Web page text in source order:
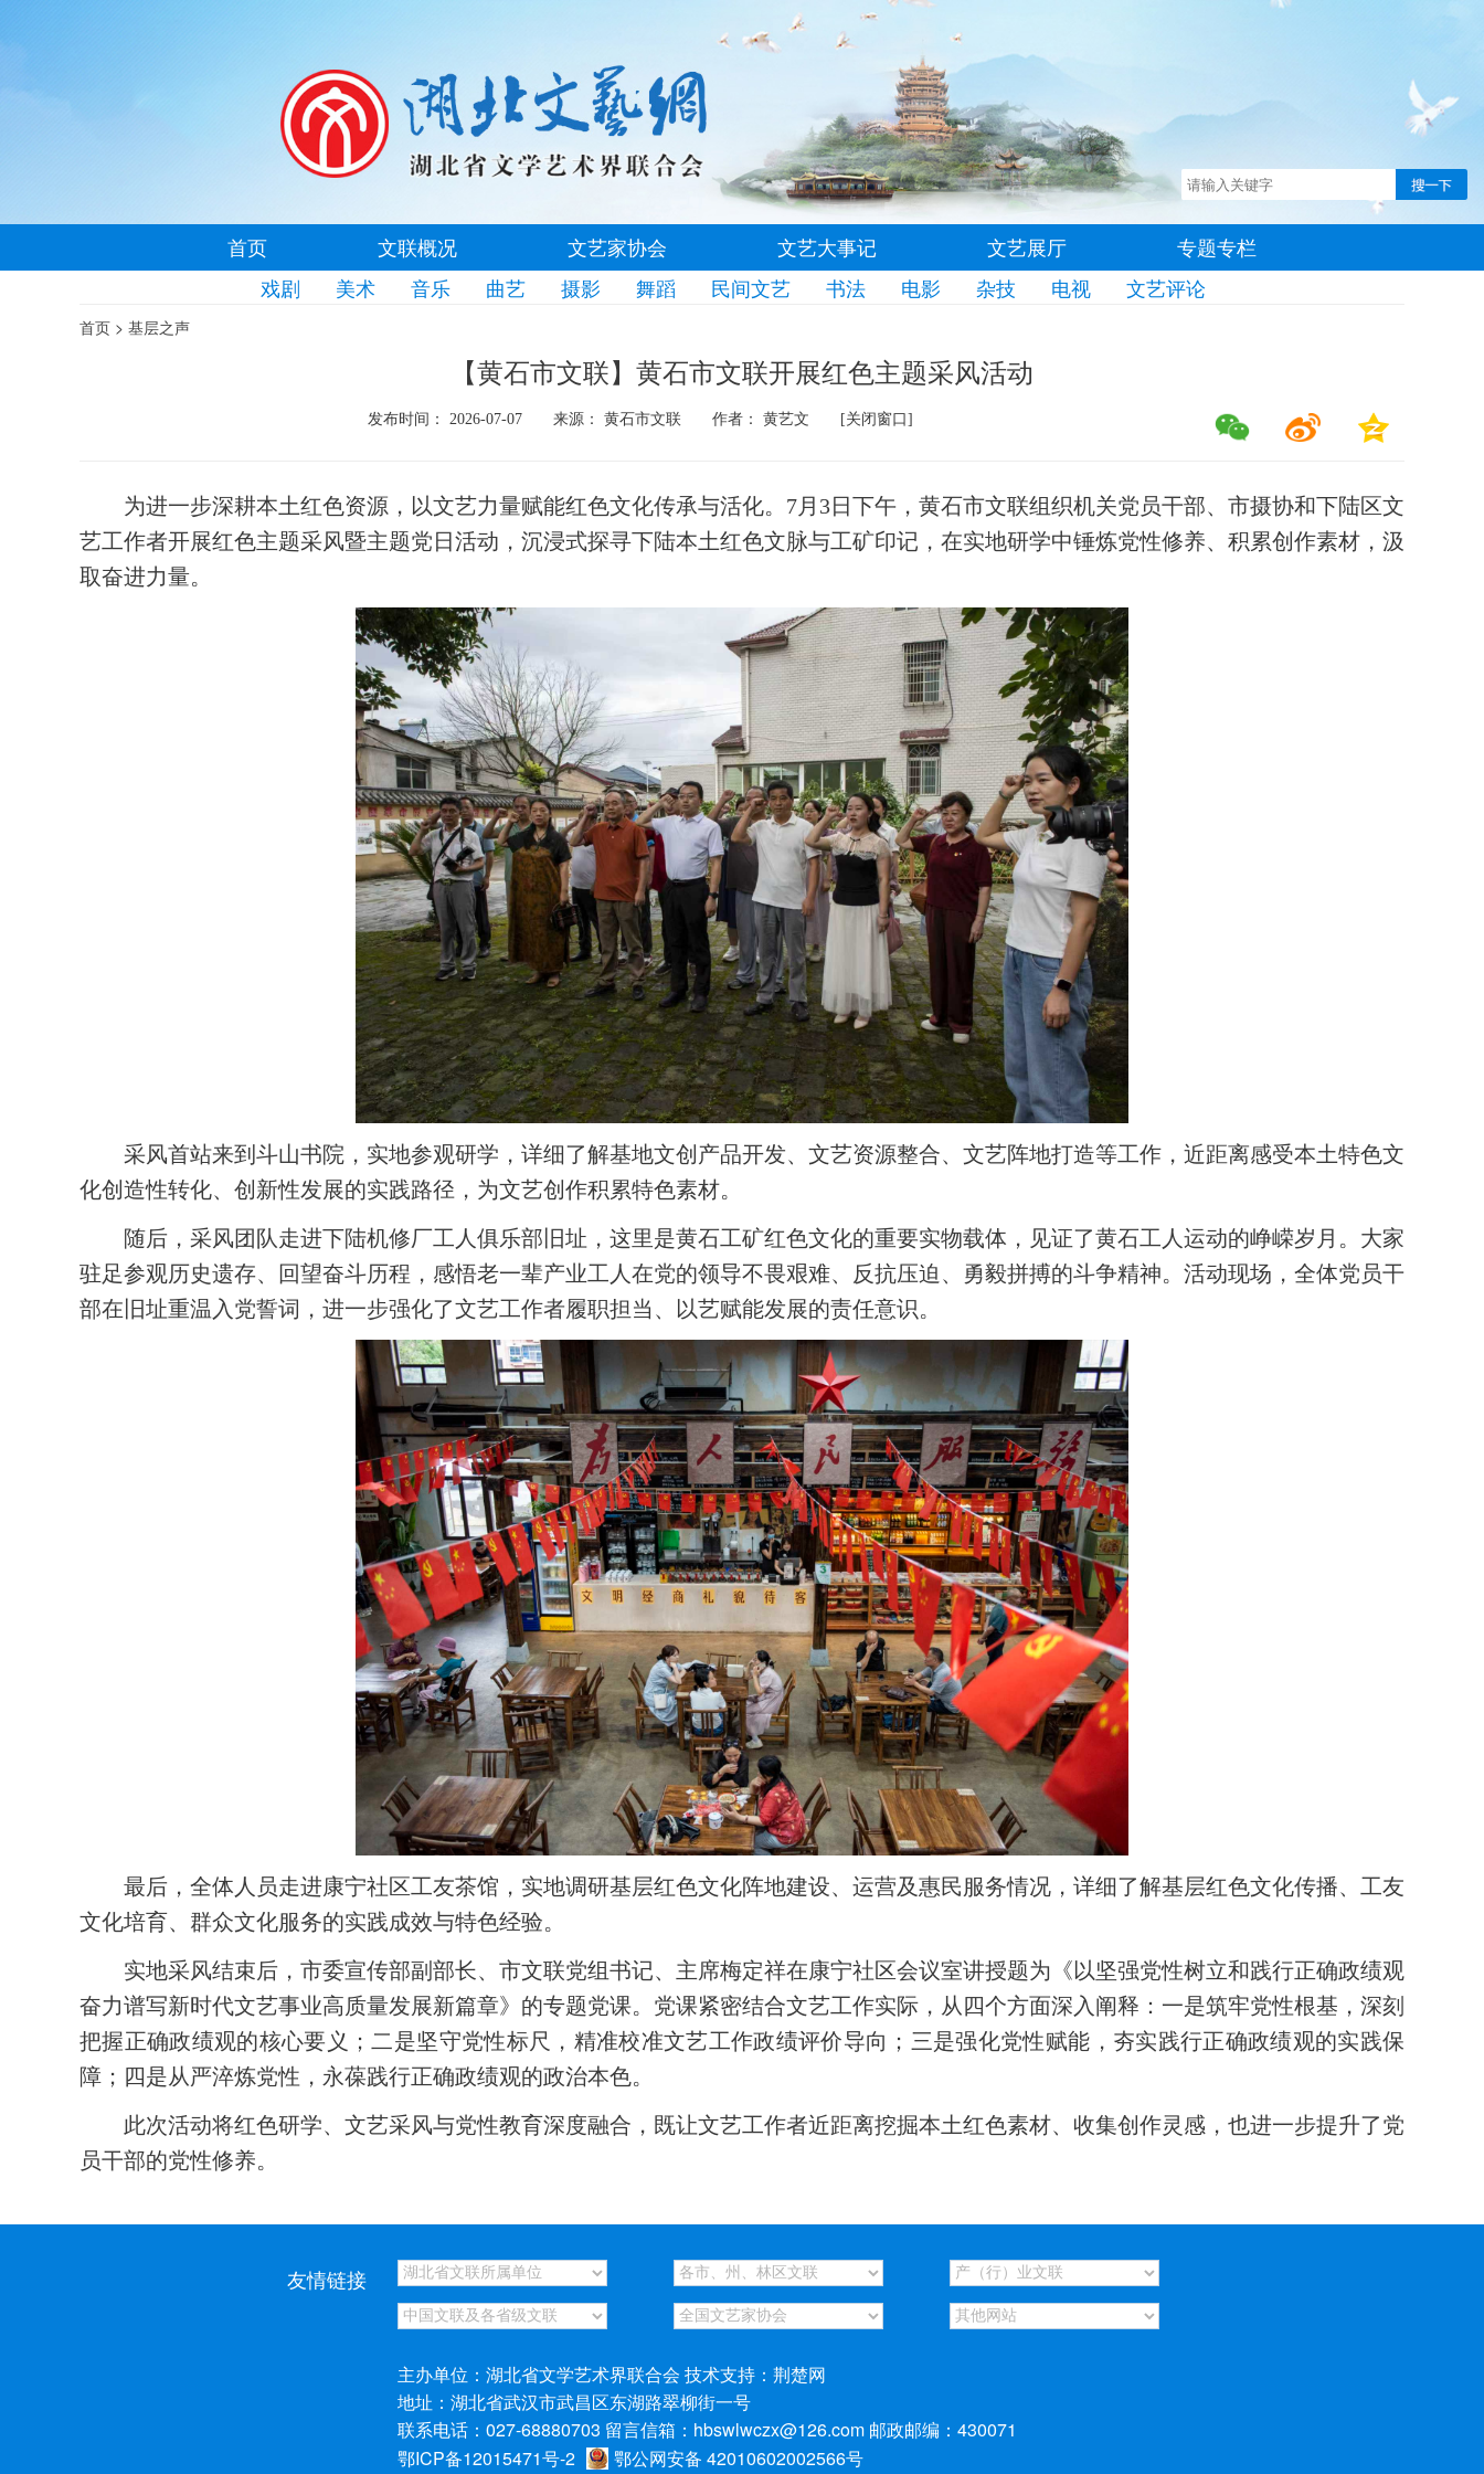
首页 文联概况 文艺家协会 文艺大事记 文艺展厅
专题专栏
戏剧
美术 音乐 曲艺 摄影 舞蹈 民间文艺 书法 电影 杂技 电视 文艺评论
首页 > 基层之声
【黄石市文联】黄石市文联开展红色主题采风活动
发布时间： 2026-07-07 来源： 黄石市文联 作者： 黄艺文 [关闭窗口]
为进一步深耕本土红色资源，以文艺力量赋能红色文化传承与活化。7月3日下午，黄石市文联组织机关党员干部、市摄协和下陆区文
艺工作者开展红色主题采风暨主题党日活动，沉浸式探寻下陆本土红色文脉与工矿印记，在实地研学中锤炼党性修养、积累创作素材，汲
取奋进力量。
采风首站来到斗山书院，实地参观研学，详细了解基地文创产品开发、文艺资源整合、文艺阵地打造等工作，近距离感受本土特色文
化创造性转化、创新性发展的实践路径，为文艺创作积累特色素材。
随后，采风团队走进下陆机修厂工人俱乐部旧址，这里是黄石工矿红色文化的重要实物载体，见证了黄石工人运动的峥嵘岁月。大家
驻足参观历史遗存、回望奋斗历程，感悟老一辈产业工人在党的领导不畏艰难、反抗压迫、勇毅拼搏的斗争精神。活动现场，全体党员干
部在旧址重温入党誓词，进一步强化了文艺工作者履职担当、以艺赋能发展的责任意识。
最后，全体人员走进康宁社区工友茶馆，实地调研基层红色文化阵地建设、运营及惠民服务情况，详细了解基层红色文化传播、工友
文化培育、群众文化服务的实践成效与特色经验。
实地采风结束后，市委宣传部副部长、市文联党组书记、主席梅定祥在康宁社区会议室讲授题为《以坚强党性树立和践行正确政绩观
奋力谱写新时代文艺事业高质量发展新篇章》的专题党课。党课紧密结合文艺工作实际，从四个方面深入阐释：一是筑牢党性根基，深刻
把握正确政绩观的核心要义；二是坚守党性标尺，精准校准文艺工作政绩评价导向；三是强化党性赋能，夯实践行正确政绩观的实践保
障；四是从严淬炼党性，永葆践行正确政绩观的政治本色。
此次活动将红色研学、文艺采风与党性教育深度融合，既让文艺工作者近距离挖掘本土红色素材、收集创作灵感，也进一步提升了党
员干部的党性修养。
友情链接
主办单位：湖北省文学艺术界联合会 技术支持：荆楚网
地址：湖北省武汉市武昌区东湖路翠柳街一号
联系电话：027-68880703 留言信箱：hbswlwczx@126.com 邮政邮编：430071
鄂ICP备12015471号-2
鄂公网安备 42010602002566号